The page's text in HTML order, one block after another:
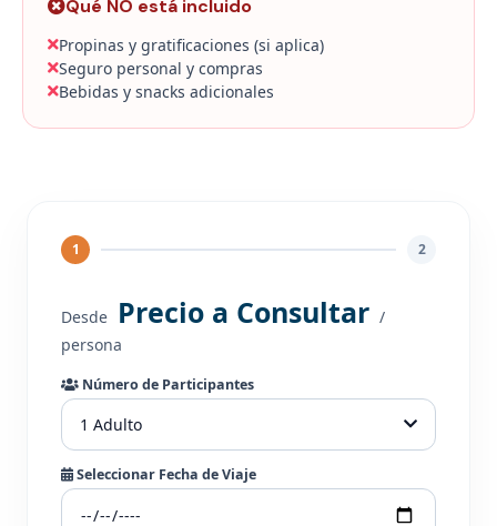
Qué NO está incluido
Propinas y gratificaciones (si aplica)
Seguro personal y compras
Bebidas y snacks adicionales
1 2
Desde Precio a Consultar /
persona
Número de Participantes
1 Adulto
Seleccionar Fecha de Viaje